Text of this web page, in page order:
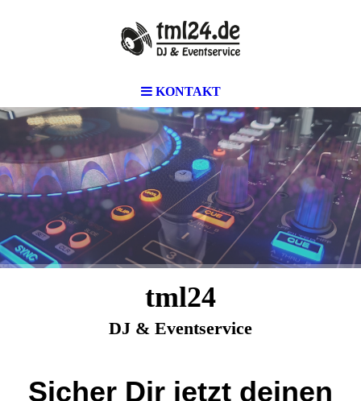
KONTAKT
tml24
DJ & Eventservice
Sicher Dir jetzt deinen